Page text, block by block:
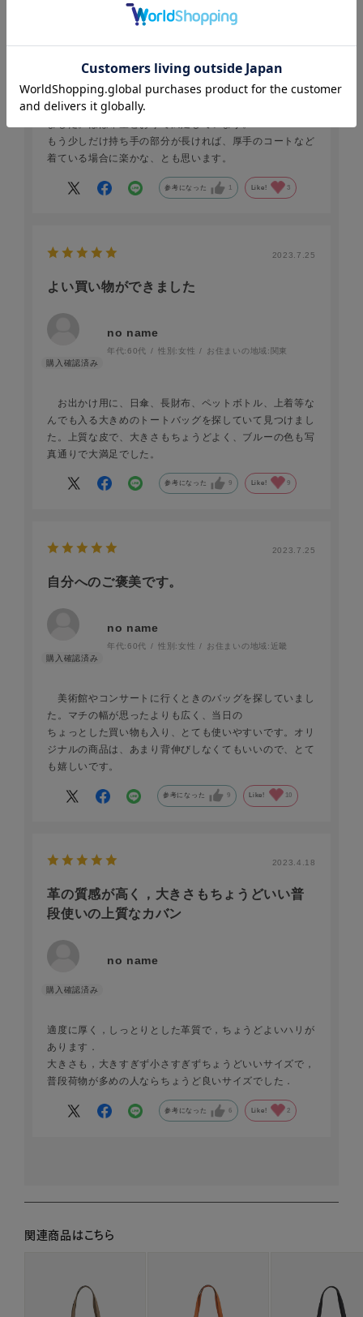
軽く、中身が取り出しやすく、自立するバッグを探してい
もう少しだけ持ち手の部分が長ければ、厚手のコートなど
着ている場合に楽かな、とも思います。
参考になった 1 Like! 3
2023.7.25
よい買い物ができました
no name
年代:60代 性別:女性 お住まいの地域: 関東
お出かけ用に、日傘、長財布、ペットボトル、上着等な
んでも入る大きめのトートバッグを探していて見つけまし
た。上質な皮で、大きさもちょうどよく、ブルーの色も写
真通りで大満足でした。
参考になった 9 Like! 9
2023.7.25
自分へのご褒美です。
no name
年代:60代 性別:女性 お住まいの地域: 近畿
美術館やコンサートに行くときのバッグを探していまし
た。マチの幅が思ったよりも広く、当日の
ちょっとした買い物も入り、とても使いやすいです。オリ
ジナルの商品は、あまり背伸びしなくてもいいので、とて
も嬉しいです。
参考になった 9 Like! 10
2023.4.18
革の質感が高く，大きさもちょうどいい普
段使いの上質なカバン
no name
適度に厚く，しっとりとした革質で，ちょうどよいハリが
あります．
大きさも，大きすぎず小さすぎずちょうどいいサイズで，
普段荷物が多めの人ならちょうど良いサイズでした．
参考になった 6 Like! 2
関連商品はこちら